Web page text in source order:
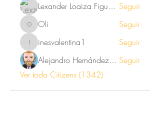
Lexander Loaiza Figueroa Seguir
Oli Oli Seguir
inesvalentina1
inesvalentina1
Seguir
Alejandro Hernández Renner Seguir
Ver todo Citizens (1342)